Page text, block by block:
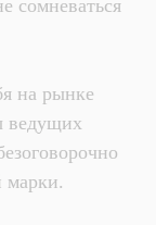
сомневаться
на рынке
ведущих
марки.